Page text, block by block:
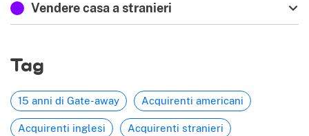
Vendere casa a stranieri
Tag
15 anni di Gate-away Acquirenti americani
Acquirenti inglesi Acquirenti stranieri